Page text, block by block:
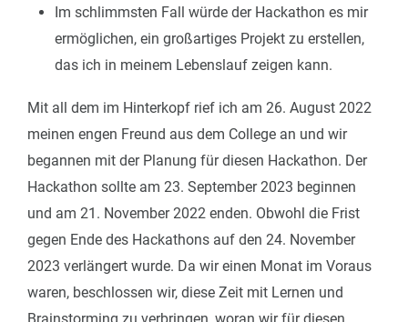
Im schlimmsten Fall würde der Hackathon es mir
ermöglichen, ein großartiges Projekt zu erstellen,
das ich in meinem Lebenslauf zeigen kann.
Mit all dem im Hinterkopf rief ich am 26. August 2022
meinen engen Freund aus dem College an und wir
begannen mit der Planung für diesen Hackathon. Der
Hackathon sollte am 23. September 2023 beginnen
und am 21. November 2022 enden. Obwohl die Frist
gegen Ende des Hackathons auf den 24. November
2023 verlängert wurde. Da wir einen Monat im Voraus
waren, beschlossen wir, diese Zeit mit Lernen und